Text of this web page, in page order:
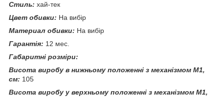
Стиль: хай-тек
Цвет обивки: На вибір
Материал обивки: На вибір
Гарантія: 12 мес.
Габаритні розміри:
Висота виробу в нижньому положенні з механізмом М1,
см: 105
Висота виробу у верхньому положенні з механізмом М1,